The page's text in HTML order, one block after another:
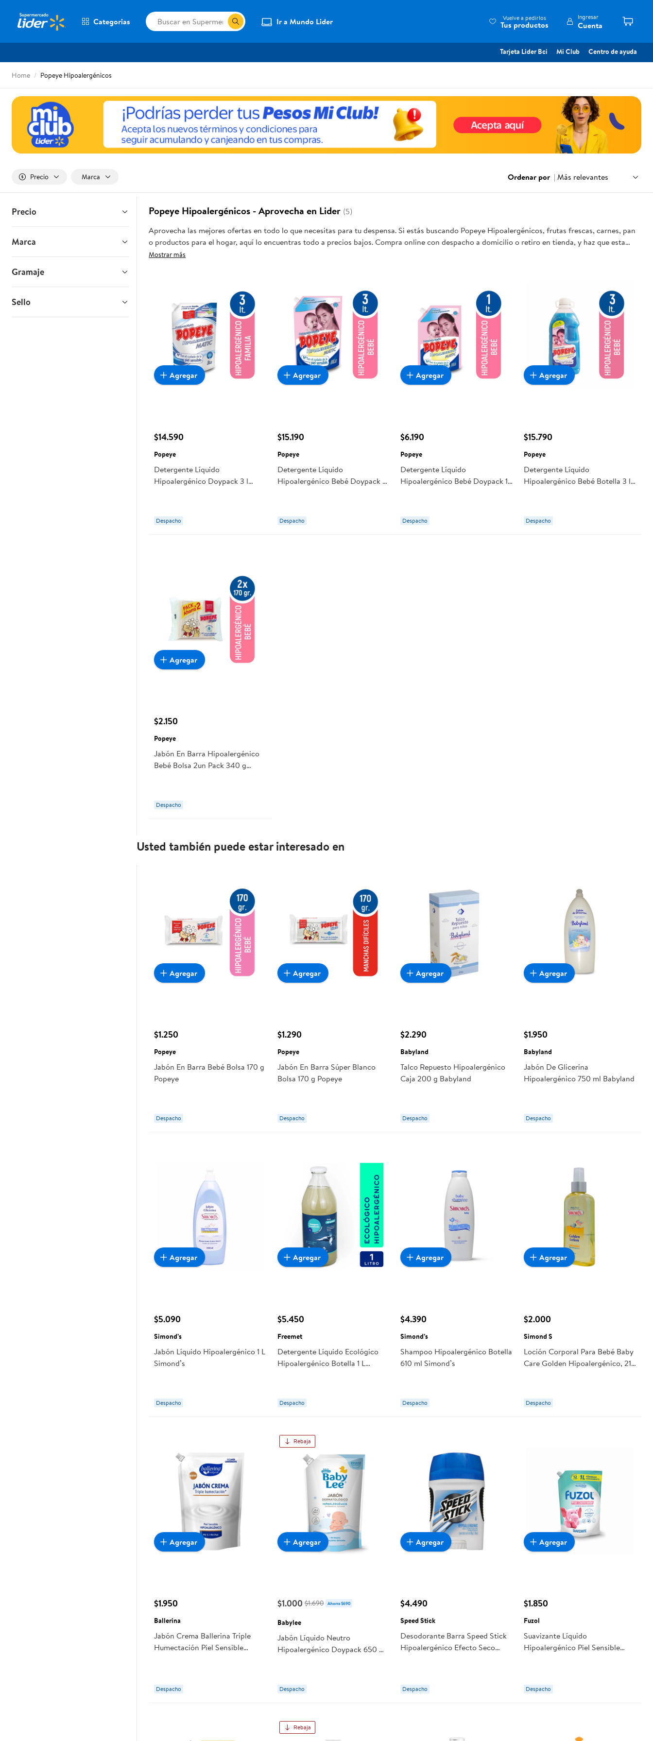
Categorias Ir a Mundo Lider Vuelve a pedirlos
Tus productos
Ingresar
Cuenta
Tarjeta Lider Bci Mi Club Centro de ayuda
Home Popeye Hipoalergénicos
Precio Marca Ordenar por | Más relevantes
Precio
Marca
Gramaje
Sello
Popeye Hipoalergénicos - Aprovecha en Lider (5)
Aprovecha las mejores ofertas en todo lo que necesitas para tu despensa. Si estás buscando Popeye Hipoalergénicos, frutas frescas, carnes, pan
o productos para el hogar, aquí lo encuentras todo a precios bajos. Compra online con despacho a domicilio o retiro en tienda, y haz que esta
oportunidad sea realmente conveniente para ti y tu familia.
Mostrar más
$14.590
Popeye
Detergente Líquido
Hipoalergénico Doypack 3 l
Despacho
Agregar
$15.190
Popeye
Detergente Líquido
Hipoalergénico Bebé Doypack 3
Despacho
Agregar
$6.190
Popeye
Detergente Líquido
Hipoalergénico Bebé Doypack 1l
Despacho
Agregar
$15.790
Popeye
Detergente Líquido
Hipoalergénico Bebé Botella 3 l
Despacho
Agregar
$2.150
Popeye
Jabón En Barra Hipoalergénico
Bebé Bolsa 2un Pack 340 g
Despacho
Agregar
Usted también puede estar interesado en
$1.250
Popeye
Jabón En Barra Bebé Bolsa 170 g
Popeye
Despacho
Agregar
$1.290
Popeye
Jabón En Barra Súper Blanco
Bolsa 170 g Popeye
Despacho
Agregar
$2.290
Babyland
Talco Repuesto Hipoalergénico
Caja 200 g Babyland
Despacho
Agregar
$1.950
Babyland
Jabón De Glicerina
Hipoalergénico 750 ml Babyland
Despacho
Agregar
$5.090
Simond’s
Jabón Líquido Hipoalergénico 1 L
Simond’s
Despacho
Agregar
$5.450
Freemet
Detergente Líquido Ecológico
Hipoalergénico Botella 1 L
Despacho
Agregar
$4.390
Simond’s
Shampoo Hipoalergénico Botella
610 ml Simond’s
Despacho
Agregar
$2.000
Simond S
Loción Corporal Para Bebé Baby
Care Golden Hipoalergénico, 210
Despacho
Agregar
$1.950
Ballerina
Jabón Crema Ballerina Triple
Humectación Piel Sensible
Despacho
Agregar
Rebaja
$1.000 $1.690 Ahorra $690
Babylee
Jabón Líquido Neutro
Hipoalergénico Doypack 650 ml
Despacho
Agregar
$4.490
Speed Stick
Desodorante Barra Speed Stick
Hipoalergénico Efecto Seco
Despacho
Agregar
$1.850
Fuzol
Suavizante Líquido
Hipoalergénico Piel Sensible
Despacho
Agregar
Rebaja